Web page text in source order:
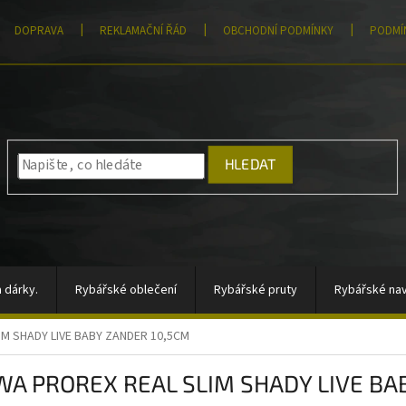
DOPRAVA REKLAMAČNÍ ŘÁD OBCHODNÍ PODMÍNKY
HLEDAT
dárky. Rybářské oblečení Rybářské pruty Rybářské
sady signalizátorů Vlasce a šňůry
Moře AKCE Pomůcky k zakrmování Jigové
SHADY LIVE BABY ZANDER 10,5CM
PROREX REAL SLIM SHADY LIVE